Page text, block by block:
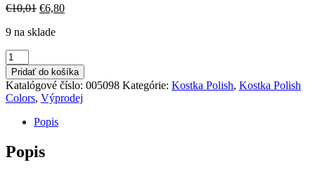
€10,01 Pôvodná
bola:
€6,80Aktuálna
9 na sklade
množstvo
Kostka
Polish
Gel
Color
Radiant
Orchid
8ml
Pridať do košíka
Katalógové číslo: 005098 Kategórie: Kostka Polish, Kostka Polish
Colors, Výprodej
Popis
Popis